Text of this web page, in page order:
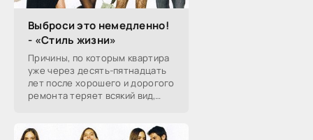
Выброси это немедленно!
- «Стиль жизни»
Причины, по которым квартира
уже через десять-пятнадцать
лет после хорошего и дорогого
ремонта теряет всякий вид,
чтобы сохранить